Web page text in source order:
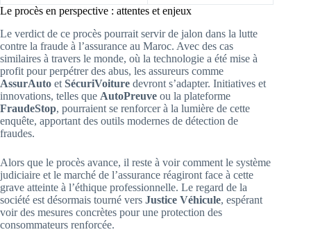
Le procès en perspective : attentes et enjeux
Le verdict de ce procès pourrait servir de jalon dans la lutte
contre la fraude à l’assurance au Maroc. Avec des cas
similaires à travers le monde, où la technologie a été mise à
profit pour perpétrer des abus, les assureurs comme
AssurAuto et SécuriVoiture devront s’adapter. Initiatives et
innovations, telles que AutoPreuve ou la plateforme
FraudeStop, pourraient se renforcer à la lumière de cette
enquête, apportant des outils modernes de détection de
fraudes.
Alors que le procès avance, il reste à voir comment le système
judiciaire et le marché de l’assurance réagiront face à cette
grave atteinte à l’éthique professionnelle. Le regard de la
société est désormais tourné vers Justice Véhicule, espérant
voir des mesures concrètes pour une protection des
consommateurs renforcée.